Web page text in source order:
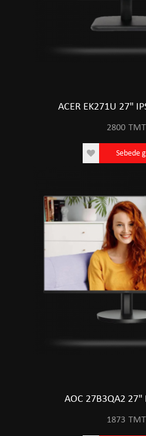
ACER EK271U 27"
2800 TMT
Sebede
AOC 27B3QA2 27"
1873 TMT